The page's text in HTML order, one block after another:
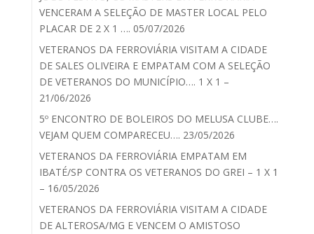
VENCERAM A SELEÇÃO DE MASTER LOCAL PELO
PLACAR DE 2 X 1 …. 05/07/2026
VETERANOS DA FERROVIÁRIA VISITAM A CIDADE
DE SALES OLIVEIRA E EMPATAM COM A SELEÇÃO
DE VETERANOS DO MUNICÍPIO…. 1 X 1 –
21/06/2026
5º ENCONTRO DE BOLEIROS DO MELUSA CLUBE….
VEJAM QUEM COMPARECEU…. 23/05/2026
VETERANOS DA FERROVIÁRIA EMPATAM EM
IBATÉ/SP CONTRA OS VETERANOS DO GREI – 1 X 1
– 16/05/2026
VETERANOS DA FERROVIÁRIA VISITAM A CIDADE
DE ALTEROSA/MG E VENCEM O AMISTOSO